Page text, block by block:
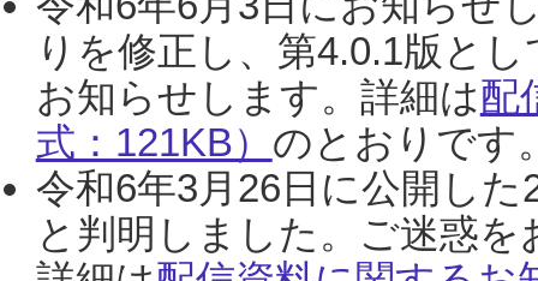
りを修正し、第4.0.1版と
お知らせします。詳細は配
式：121KB） のとおりです
令和6年3月26日に公開し
と判明しました。ご迷惑